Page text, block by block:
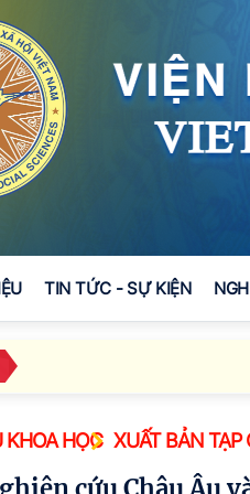
TIN TỨC - SỰ KIỆN
KHOA HỌC XUẤT BẢN TẠP